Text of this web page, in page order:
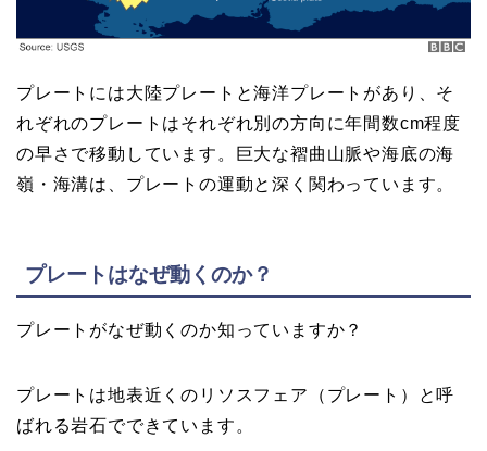
プレートには大陸プレートと海洋プレートがあり、そ
れぞれのプレートはそれぞれ別の方向に年間数cm程度
の早さで移動しています。巨大な褶曲山脈や海底の海
嶺・海溝は、プレートの運動と深く関わっています。
プレートはなぜ動くのか？
プレートがなぜ動くのか知っていますか？
プレートは地表近くのリソスフェア（プレート）と呼
ばれる岩石でできています。